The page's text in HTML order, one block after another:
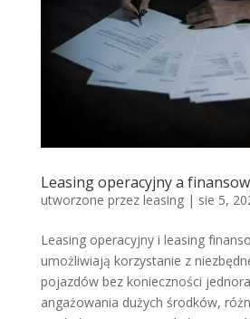
Leasing operacyjny a
utworzone przez leasing| sie 5,
Leasing operacyjny i leasing
umożliwiają korzystanie z
pojazdów bez konieczności
angażowania dużych środków,